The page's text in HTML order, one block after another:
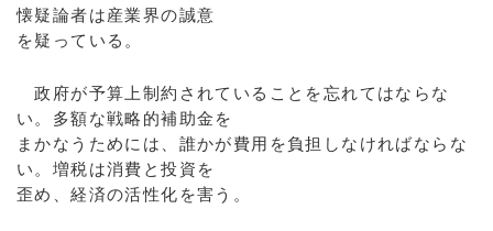
懐疑論者は産業界の誠意
を疑っている。
政府が予算上制約されていることを忘れてはならな
い。多額な戦略的補助金を
まかなうためには、誰かが費用を負担しなければならな
い。増税は消費と投資を
歪め、経済の活性化を害う。